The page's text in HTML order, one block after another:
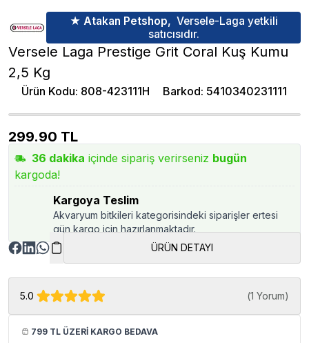
★ Atakan Petshop, Versele-Laga yetkili
satıcısıdır.
Versele Laga Prestige Grit Coral Kuş Kumu
2,5 Kg
Ürün Kodu: 808-423111H Barkod: 5410340231111
299.90 TL
36 dakika içinde sipariş verirseniz bugün
kargoda!
Kargoya Teslim
Akvaryum bitkileri kategorisindeki siparişler ertesi
gün kargo için hazırlanmaktadır.
ÜRÜN DETAYI
5.0 (1 Yorum)
799 TL ÜZERİ KARGO BEDAVA